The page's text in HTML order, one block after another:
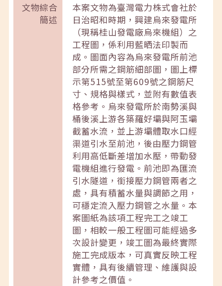
文物綜合
簡述
本案文物為臺灣電力株式會社於
日治昭和時期，興建烏來發電所
（現稱桂山發電廠烏來機組）之
工程圖，係利用藍晒法印製而
成。圖面內容為烏來發電所前池
部分所需之鋼筋細部圖，圖上標
示第515號至第609號之鋼筋尺
寸、規格與樣式，並附有數值表
格參考。烏來發電所於南勢溪與
桶後溪上游各築羅好壩與阿玉壩
截蓄水流，並上游壩體取水口經
渠道引水至前池，後由壓力鋼管
利用高低斷差增加水壓，帶動發
電機組進行發電。前池即為匯流
引水隧道，銜接壓力鋼管兩者之
處，具有積蓄水量與調節之用，
可穩定流入壓力鋼管之水量。本
案圖紙為該項工程完工之竣工
圖，相較一般工程圖可能經過多
次設計變更，竣工圖為最終實際
施工完成版本，可真實反映工程
實體，具有後續管理、維護與設
計參考之價值。